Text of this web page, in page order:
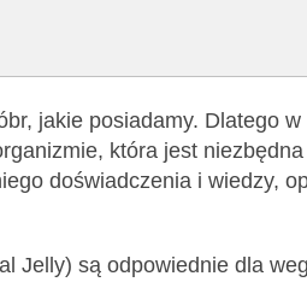
jakie posiadamy. Dlatego
która jest
doświadczenia i wiedzy,
Jelly) są odpowiednie dla